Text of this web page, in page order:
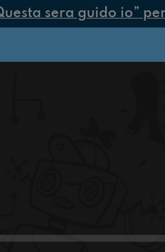
sera guido io”